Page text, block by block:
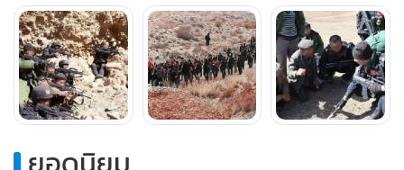
เกี่ยวข้องกับเหตุโจมตีเหมืองฯ ในวันเสาร์ (14 พ.ย.) ที่ผ่านมา
ทว่าเวลาต่อมารูปภาพกลับถูกลบออกจากอินเทอร์เน็ต